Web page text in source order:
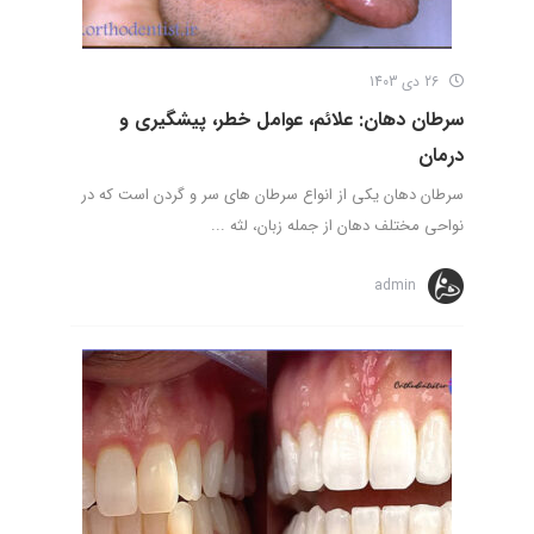
سرطان دهان: علائم، عوامل خطر، پیشگیری و
درمان
سرطان دهان یکی از انواع سرطان های سر و گردن است که در
نواحی مختلف دهان از جمله زبان، لثه ...
admin